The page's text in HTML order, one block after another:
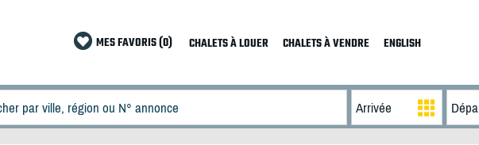
MES FAVORIS (0) CHALETS À LOUER CHALETS À VENDRE ENGLISH